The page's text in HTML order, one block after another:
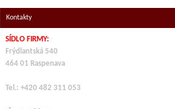
Kontakty
SÍDLO FIRMY:
Frýdlantská 540
464 01 Raspenava
Tel.: +420 482 311 053